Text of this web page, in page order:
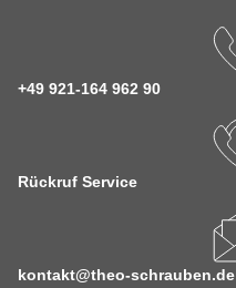
+49 921-164 962 90
Rückruf Service
kontakt@theo-schrauben.de